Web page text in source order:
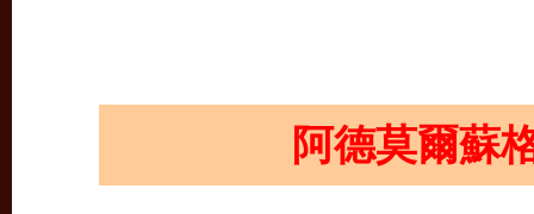
阿德莫爾蘇